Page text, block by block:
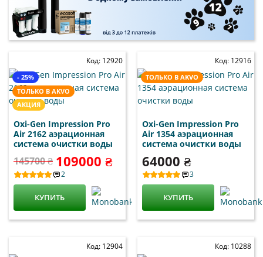
Код: 12920
Oxi-Gen Impression Pro
Air 2162 аэрационная
система очистки воды
145700 ₴ 109000 ₴
2
КУПИТЬ
- 25%
ТОЛЬКО В AKVO
АКЦИЯ
Код: 12916
Oxi-Gen Impression Pro
Air 1354 аэрационная
система очистки воды
64000 ₴
3
КУПИТЬ
ТОЛЬКО В AKVO
Код: 12904 Код: 10288